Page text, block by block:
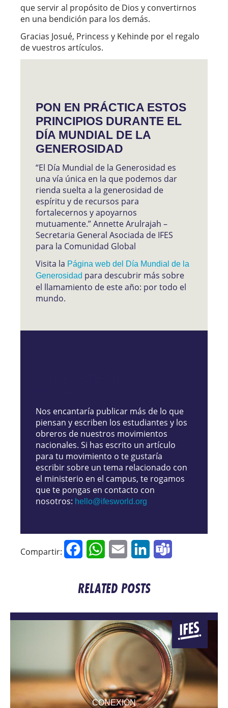
que servir al propósito de Dios y convertirnos
en una bendición para los demás.
Gracias Josué, Princess y Kehinde por el regalo
de vuestros artículos.
PON EN PRÁCTICA ESTOS
PRINCIPIOS DURANTE EL
DÍA MUNDIAL DE LA
GENEROSIDAD
“El Día Mundial de la Generosidad es
una vía única en la que podemos dar
rienda suelta a la generosidad de
espíritu y de recursos para
fortalecernos y apoyarnos
mutuamente.” Annette Arulrajah –
Secretaria General Asociada de IFES
para la Comunidad Global
Visita la Página web del Día Mundial de la
Generosidad para descubrir más sobre
el llamamiento de este año: por todo el
mundo.
Nos encantaría publicar más de lo que
piensan y escriben los estudiantes y los
obreros de nuestros movimientos
nacionales. Si has escrito un artículo
para tu movimiento o te gustaría
escribir sobre un tema relacionado con
el ministerio en el campus, te rogamos
que te pongas en contacto con
nosotros: hello@ifesworld.org
Compartir: FacebookWhatsApp
Email LinkedIn
RELATED POSTS
CONEXIÓN